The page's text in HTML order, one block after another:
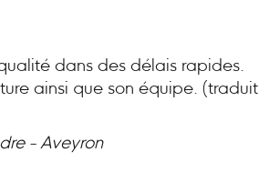
dans des délais rapides.
ainsi que son équipe. (traduit
- Aveyron